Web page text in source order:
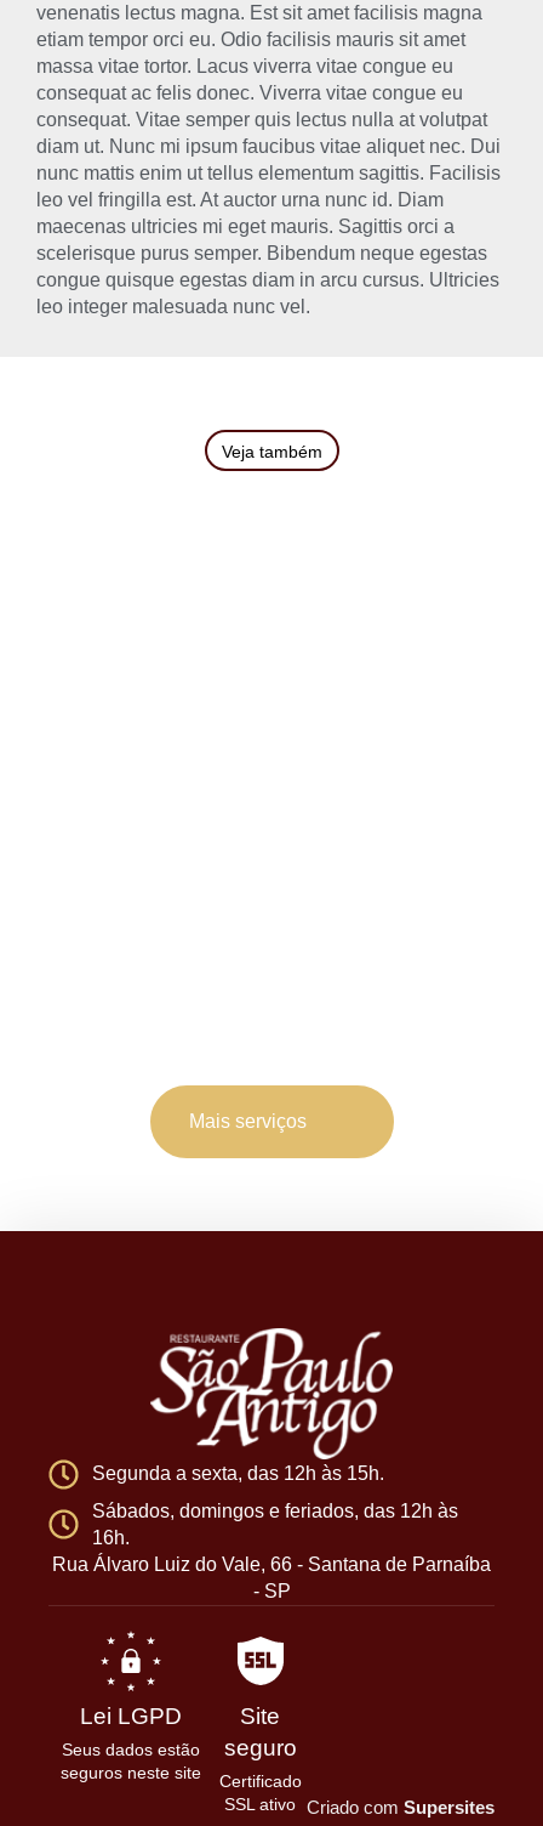
venenatis lectus magna. Est sit amet facilisis magna
etiam tempor orci eu. Odio facilisis mauris sit amet
massa vitae tortor. Lacus viverra vitae congue eu
consequat ac felis donec. Viverra vitae congue eu
consequat. Vitae semper quis lectus nulla at volutpat
diam ut. Nunc mi ipsum faucibus vitae aliquet nec. Dui
nunc mattis enim ut tellus elementum sagittis. Facilisis
leo vel fringilla est. At auctor urna nunc id. Diam
maecenas ultricies mi eget mauris. Sagittis orci a
scelerisque purus semper. Bibendum neque egestas
congue quisque egestas diam in arcu cursus. Ultricies
leo integer malesuada nunc vel.
Veja também
Mais serviços
Segunda a sexta, das 12h às 15h.
Sábados, domingos e feriados, das 12h às
16h.
Rua Álvaro Luiz do Vale, 66 - Santana de Parnaíba
- SP
Lei LGPD
Seus dados estão
seguros neste site
Site
seguro
Certificado
SSL ativo Criado com Supersites